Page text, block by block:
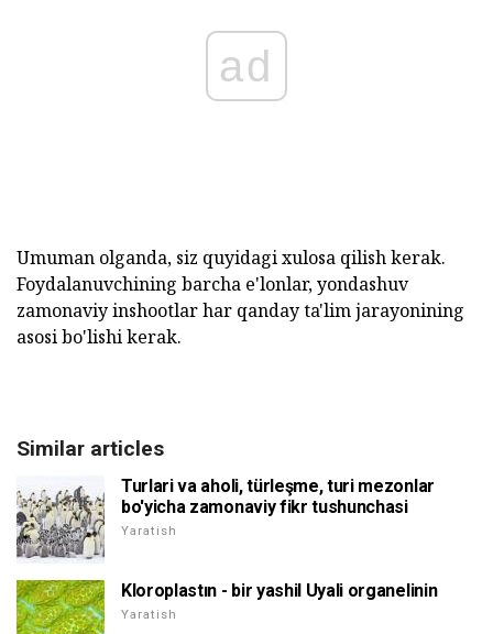
ad
Umuman olganda, siz quyidagi xulosa qilish kerak.
Foydalanuvchining barcha e'lonlar, yondashuv
zamonaviy inshootlar har qanday ta'lim jarayonining
asosi bo'lishi kerak.
Similar articles
Turlari va aholi, türleşme, turi mezonlar
bo'yicha zamonaviy fikr tushunchasi
Yaratish
Kloroplastın - bir yashil Uyali organelinin
Yaratish